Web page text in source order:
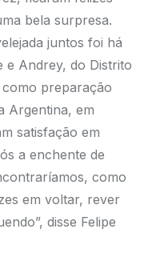
bela surpresa.
juntos foi há
e Andrey, do Distrito
preparação
Argentina, em
satisfação em
a enchente de
como
em voltar, rever
disse Felipe